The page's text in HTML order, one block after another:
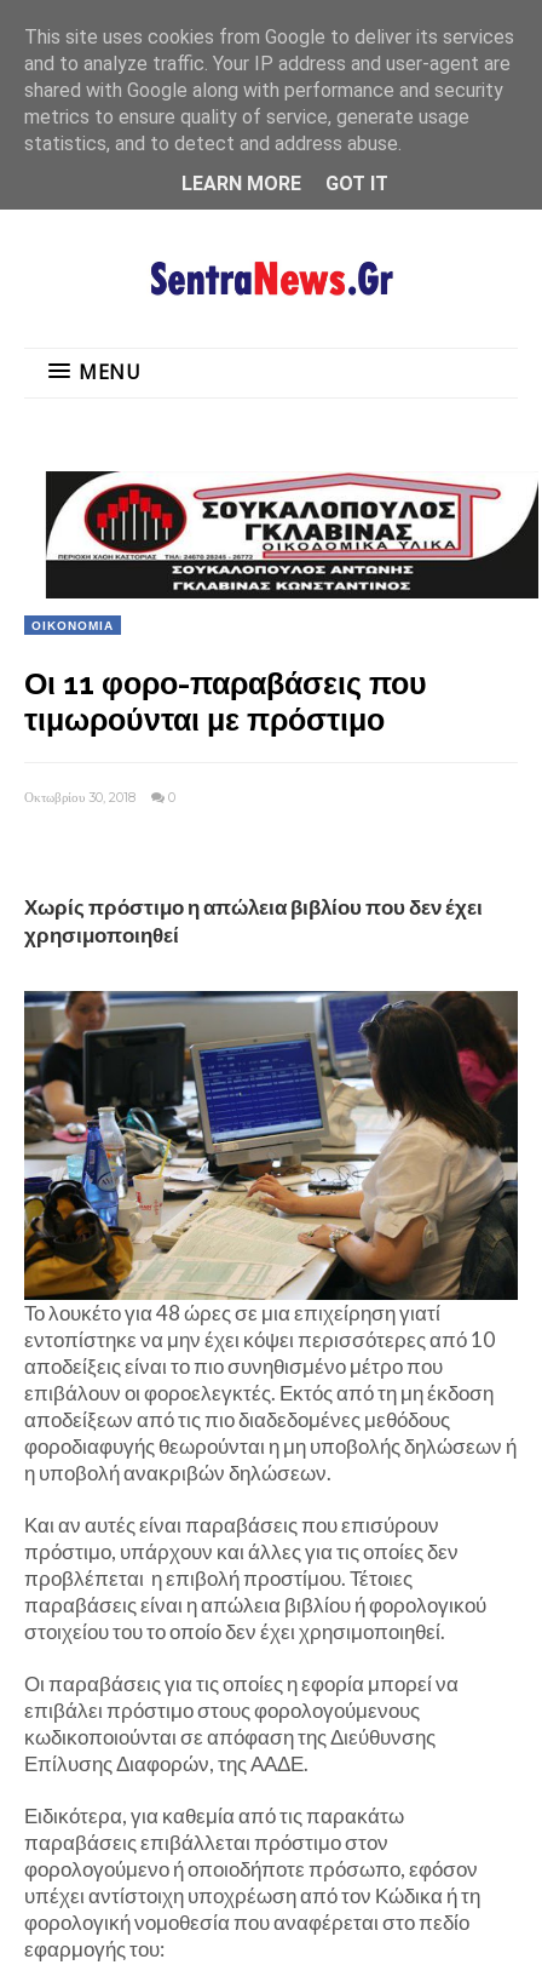
MENU
MENU
ΟΙΚΟΝΟΜΙΑ
Οι 11 φορο-παραβάσεις που
τιμωρούνται με πρόστιμο
Οκτωβρίου 30, 2018 0
Χωρίς πρόστιμο η απώλεια βιβλίου που δεν έχει
χρησιμοποιηθεί
Το λουκέτο για 48 ώρες σε μια επιχείρηση γιατί
εντοπίστηκε να μην έχει κόψει περισσότερες από 10
αποδείξεις είναι το πιο συνηθισμένο μέτρο που
επιβάλουν οι φοροελεγκτές. Εκτός από τη μη έκδοση
αποδείξεων από τις πιο διαδεδομένες μεθόδους
φοροδιαφυγής θεωρούνται η μη υποβολής δηλώσεων ή
η υποβολή ανακριβών δηλώσεων.
Και αν αυτές είναι παραβάσεις που επισύρουν
πρόστιμο, υπάρχουν και άλλες για τις οποίες δεν
προβλέπεται η επιβολή προστίμου. Τέτοιες
παραβάσεις είναι η απώλεια βιβλίου ή φορολογικού
στοιχείου του το οποίο δεν έχει χρησιμοποιηθεί.
Οι παραβάσεις για τις οποίες η εφορία μπορεί να
επιβάλει πρόστιμο στους φορολογούμενους
κωδικοποιούνται σε απόφαση της Διεύθυνσης
Επίλυσης Διαφορών, της ΑΑΔΕ.
Ειδικότερα, για καθεμία από τις παρακάτω
παραβάσεις επιβάλλεται πρόστιμο στον
φορολογούμενο ή οποιοδήποτε πρόσωπο, εφόσον
υπέχει αντίστοιχη υποχρέωση από τον Κώδικα ή τη
φορολογική νομοθεσία που αναφέρεται στο πεδίο
εφαρμογής του:
This site uses cookies from Google to deliver its services
and to analyze traffic. Your IP address and user-agent are
shared with Google along with performance and security
metrics to ensure quality of service, generate usage
statistics, and to detect and address abuse.
LEARN MORE
GOT IT